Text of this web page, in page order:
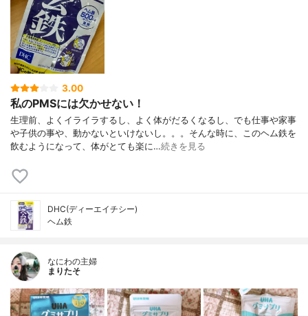
3.00
私のPMSには欠かせない！
生理前、よくイライラするし、よく体がだるくなるし、でも仕事や家事
や子供の事や、動かないといけないし。。。そんな時に、このヘム鉄を
飲むようになって、体がとても楽に…続きを見る
DHC(ディーエイチシー)
ヘム鉄
なにわの主婦
まりたそ